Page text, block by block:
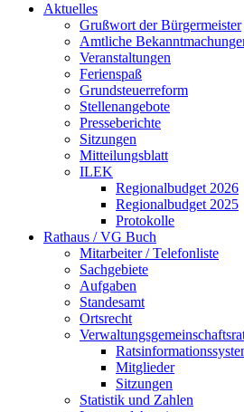
Aktuelles
Grußwort der Bürgermeister
Amtliche
Veranstaltungen
Ferienspaß
Grundsteuerreform
Stellenangebote
Presseberichte
Sitzungen
Mitteilungsblatt
ILEK
Regionalbudget 2026
Regionalbudget 2025
Protokolle
Rathaus / VG Buch
Mitarbeiter / Telefonliste
Sachgebiete
Aufgaben
Standesamt
Ortsrecht
Mitglieder
Sitzungen
Statistik und Zahlen